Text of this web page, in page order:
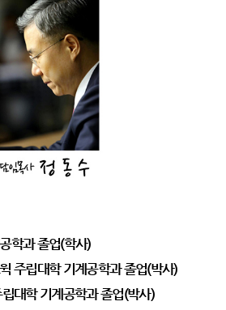
학과 졸업(학사)
주립대학 기계공학과 졸업(박사)
대학 기계공학과 졸업(박사)